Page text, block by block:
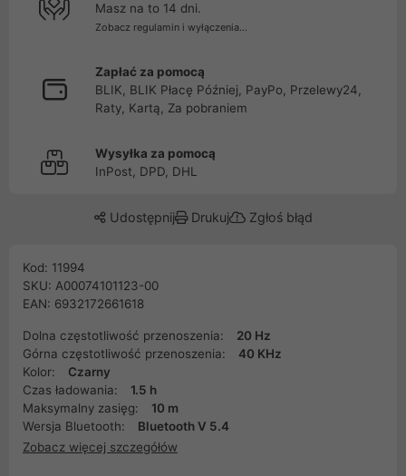
Masz na to 14 dni.
Zobacz regulamin i wyłączenia...
Zapłać za pomocą
BLIK, BLIK Płacę Później, PayPo, Przelewy24,
Raty, Kartą, Za pobraniem
Wysyłka za pomocą
InPost, DPD, DHL
Udostępnij Drukuj Zgłoś błąd
Kod: 11994
SKU: A00074101123-00
EAN: 6932172661618
Dolna częstotliwość przenoszenia:
20 Hz
Górna częstotliwość przenoszenia:
40 KHz
Kolor:
Czarny
Czas ładowania:
1.5 h
Maksymalny zasięg:
10 m
Wersja Bluetooth:
Bluetooth V 5.4
Zobacz więcej szczegółów